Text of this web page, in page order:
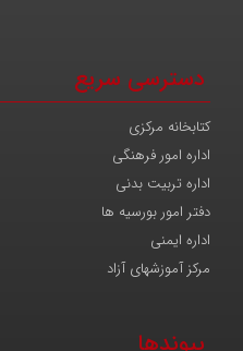
دسترسی سریع
کتابخانه مرکزی
اداره امور فرهنگی
اداره تربیت بدنی
دفتر امور بورسیه ها
اداره ایمنی
مرکز آموزشهای آزاد
پیوندها